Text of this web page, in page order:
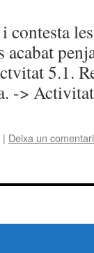
contesta
5.1.
->
| Deixa un comentari